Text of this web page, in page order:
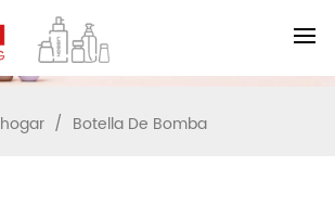
BUSCAR
hogar / Botella De Bomba